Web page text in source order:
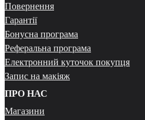
Повернення
Гарантії
Бонусна програма
Реферальна програма
Електронний куточок покупця
Запис на макіяж
ПРО НАС
Магазини